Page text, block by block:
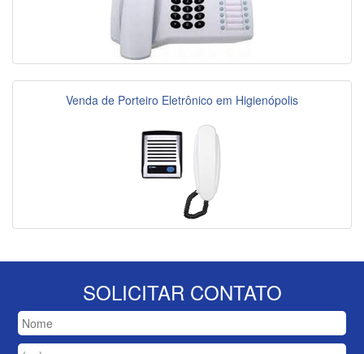
Venda de Porteiro Eletrônico em Higienópolis
SOLICITAR CONTATO